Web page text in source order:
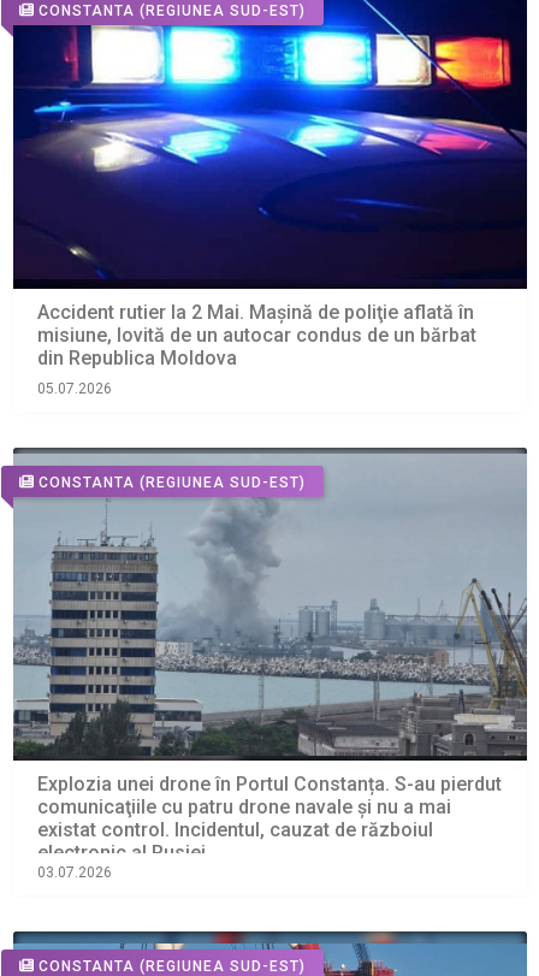
CONSTANTA (REGIUNEA SUD-EST)
Accident rutier la 2 Mai. Maşină de poliţie aflată în
misiune, lovită de un autocar condus de un bărbat
din Republica Moldova
05.07.2026
CONSTANTA (REGIUNEA SUD-EST)
Explozia unei drone în Portul Constanța. S-au pierdut
comunicaţiile cu patru drone navale şi nu a mai
existat control. Incidentul, cauzat de războiul
electronic al Rusiei
03.07.2026
CONSTANTA (REGIUNEA SUD-EST)